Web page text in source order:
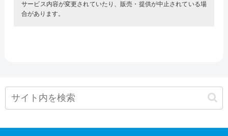
サービス内容が変更されていたり、販売・提供が中止されている場
合があります。